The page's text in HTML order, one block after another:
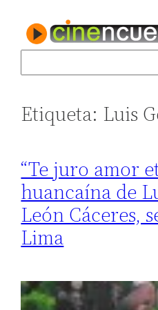
contenido
Etiqueta: Luis
“Te juro amor
huancaína de
León Cáceres,
Lima